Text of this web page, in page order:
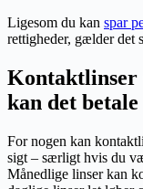
Ligesom du kan spar
rettigheder, gælder det
Kontaktlinser
kan det betale
For nogen kan
sigt – særligt hvis du
Månedlige linser kan